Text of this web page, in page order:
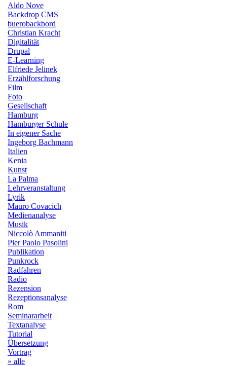
Aldo Nove
Backdrop CMS
buerobackbord
Christian Kracht
Digitalität
Drupal
E-Learning
Elfriede Jelinek
Erzählforschung
Film
Foto
Gesellschaft
Hamburg
Hamburger Schule
In eigener Sache
Ingeborg Bachmann
Italien
Kenia
Kunst
La Palma
Lehrveranstaltung
Lyrik
Mauro Covacich
Medienanalyse
Musik
Niccolò Ammaniti
Pier Paolo Pasolini
Publikation
Punkrock
Radfahren
Radio
Rezension
Rezeptionsanalyse
Rom
Seminararbeit
Textanalyse
Tutorial
Übersetzung
Vortrag
» alle